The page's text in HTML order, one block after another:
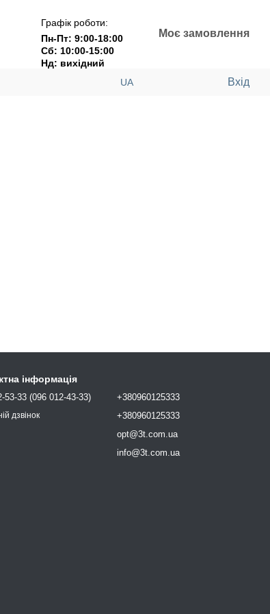
Графік роботи:
Пн-Пт: 9:00-18:00
Сб: 10:00-15:00
Нд: вихідний
Моє замовлення
UA Вхід
інформація
53-33 (096 012-43-33)
дзвінок
+380960125333
+380960125333
opt@3t.com.ua
info@3t.com.ua